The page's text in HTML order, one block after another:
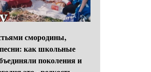
смородины,
как школьные
поколения и